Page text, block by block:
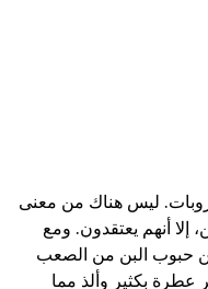
ليس هناك من معنى
إلا أنهم يعتقدون. ومع
حبوب البن من الصعب
عطرة بكثير وألذ مما